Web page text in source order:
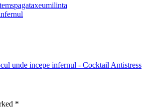
spagataxeumilinta
unde incepe infernul - Cocktail Antistress
*